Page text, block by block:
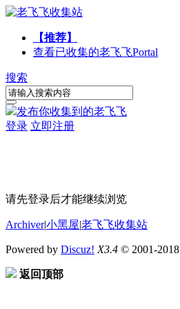
【推荐】
查看已收集的老飞飞Portal
搜索
发布你收集到的老飞飞
登录 立即注册
请先登录后才能继续浏览
Archiver|小黑屋|老飞飞收集站
Powered by Discuz! X3.4 © 2001-2018
返回顶部